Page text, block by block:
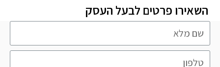
השאירו פרטים לבעל העסק